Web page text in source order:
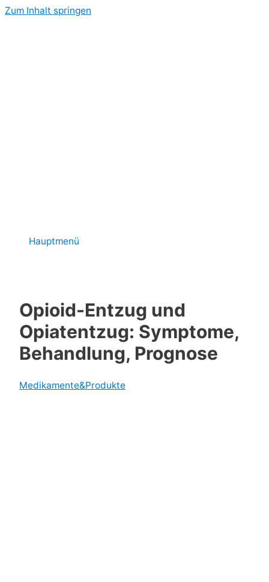
Zum Inhalt springen
Hauptmenü
Opioid-Entzug und
Opiatentzug: Symptome,
Behandlung, Prognose
Medikamente&Produkte